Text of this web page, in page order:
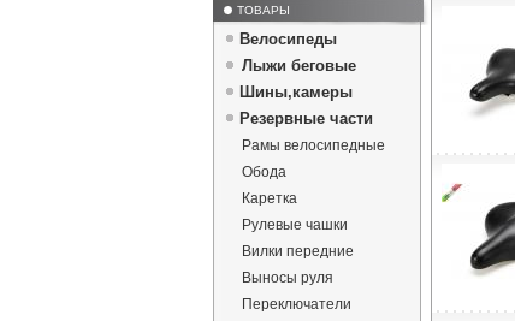
ТОВАРЫ
Велосипеды
Лыжи беговые
Шины,камеры
Резервные части
Рамы велосипедные
Обода
Каретка
Рулевые чашки
Вилки передние
Выносы руля
Переключатели